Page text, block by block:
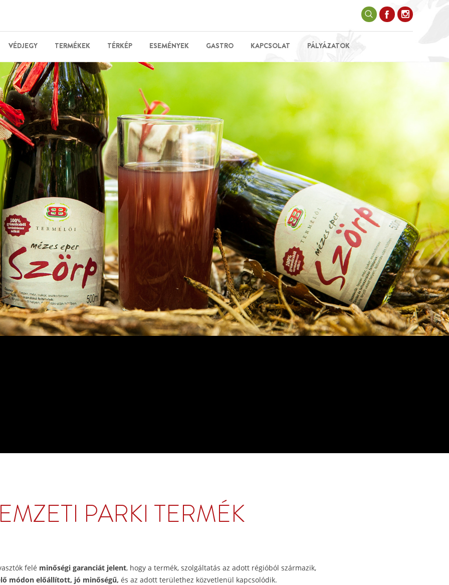
VÉDJEGY TERMÉKEK TÉRKÉP ESEMÉNYEK GASTRO KAPCSOLAT PÁLYÁZATOK
PARKI TERMÉK
felé minőségi garanciát jelent, hogy a termék, szolgáltatás az adott régióból származik,
módon előállított, jó minőségű, és az adott területhez közvetlenül kapcsolódik.